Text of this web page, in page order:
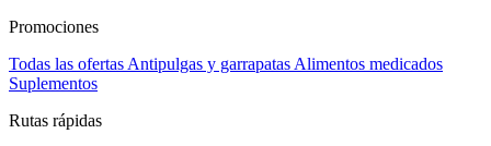
Promociones
Todas las ofertas Antipulgas y garrapatas Alimentos medicados
Suplementos
Rutas rápidas